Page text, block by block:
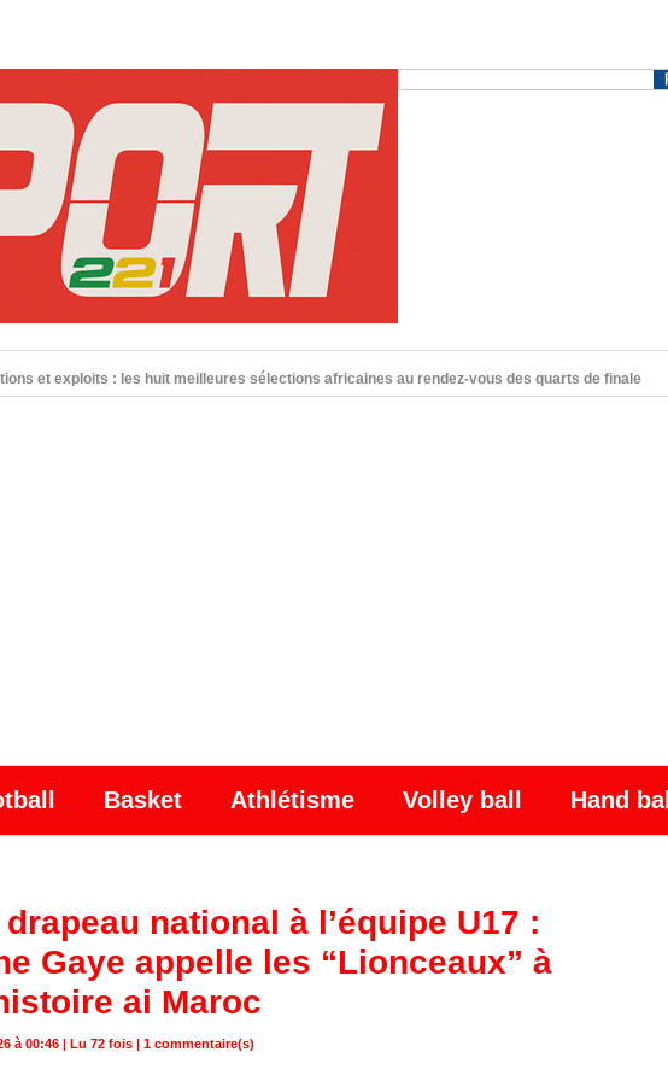
et exploits : les huit meilleures sélections africaines au rendez-vous des quarts de finale
Basket Athlétisme Volley ball Hand
national à l’équipe U17 :
Gaye appelle les “Lionceaux” à
ai Maroc
à 00:46 | Lu 72 fois | 1 commentaire(s)